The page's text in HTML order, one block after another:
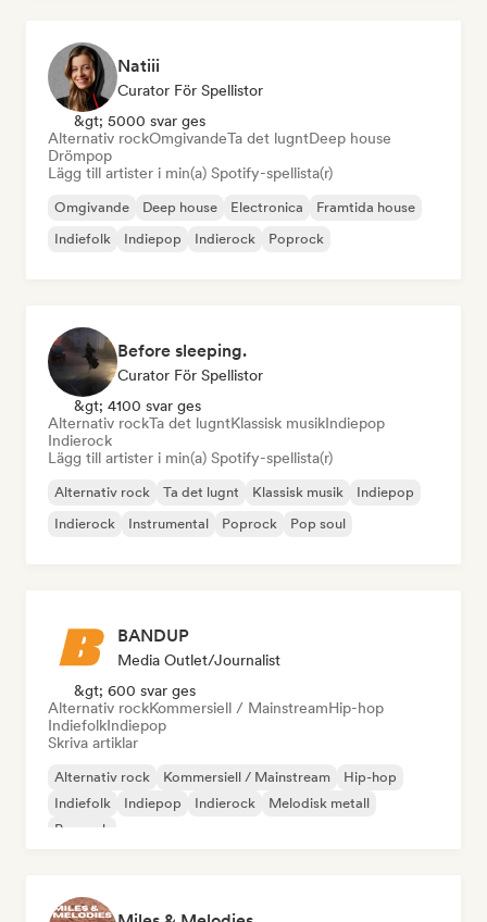
Natiii
Curator För Spellistor
&gt; 5000 svar ges
Alternativ rockOmgivandeTa det lugntDeep house
Drömpop
Lägg till artister i min(a) Spotify-spellista(r)
Omgivande Deep house Electronica
Framtida house
Indiefolk
Indiepop Indierock Poprock
Before sleeping.
Curator För Spellistor
&gt; 4100 svar ges
Alternativ rockTa det lugntKlassisk musikIndiepop
Indierock
Lägg till artister i min(a) Spotify-spellista(r)
Alternativ rock Ta det lugnt Klassisk musik
Indiepop
Indierock
Instrumental Poprock Pop soul
BANDUP
Media Outlet/Journalist
&gt; 600 svar ges
Alternativ rockKommersiell / MainstreamHip-hop
IndiefolkIndiepop
Skriva artiklar
Alternativ rock Kommersiell / Mainstream
Hip-hop
Indiefolk
Indiepop Indierock
Melodisk metall
Poprock